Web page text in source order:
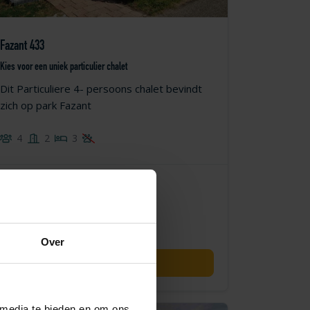
Over
Fazant 433
Kies voor een uniek particulier chalet
Dit Particuliere 4- persoons chalet bevindt
zich op park Fazant
4 2 3
incl. toeslagen
31-08-2026
Boek nu